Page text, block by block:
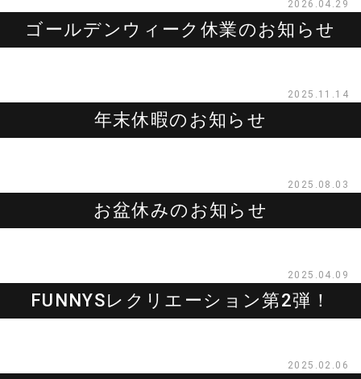
2026.04.29
ゴールデンウィーク休業のお知らせ
2025.11.14
年末休暇のお知らせ
2025.08.03
お盆休みのお知らせ
2025.04.09
FUNNYSレクリエーション第2弾！
2025.02.06